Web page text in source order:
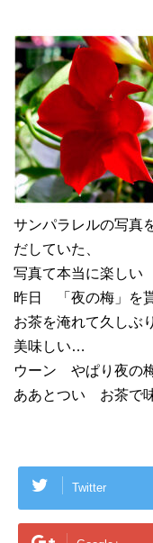
サンパラレルの写真
だしていた、
写真て本当に楽しい
昨日 「夜の梅」を
お茶を淹れて久しぶ
美味しい…
ウーン やぱり夜の
ああとつい お茶
Twitter